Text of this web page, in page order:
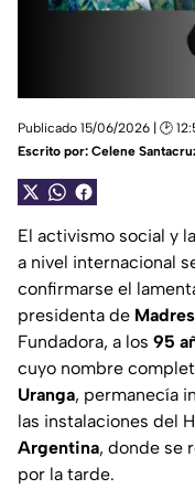
Publicado 15/06/2026 | 🕑
Escrito por: Celene
El activismo social y
a nivel internacional
confirmarse el
presidenta de
Fundadora, a los 95
cuyo nombre
Uranga, permanecía
las instalaciones del
Argentina, donde se
por la tarde.